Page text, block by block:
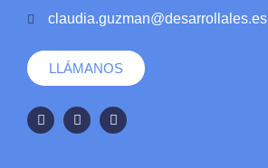
claudia.guzman@desarrollales.es
LLÁMANOS